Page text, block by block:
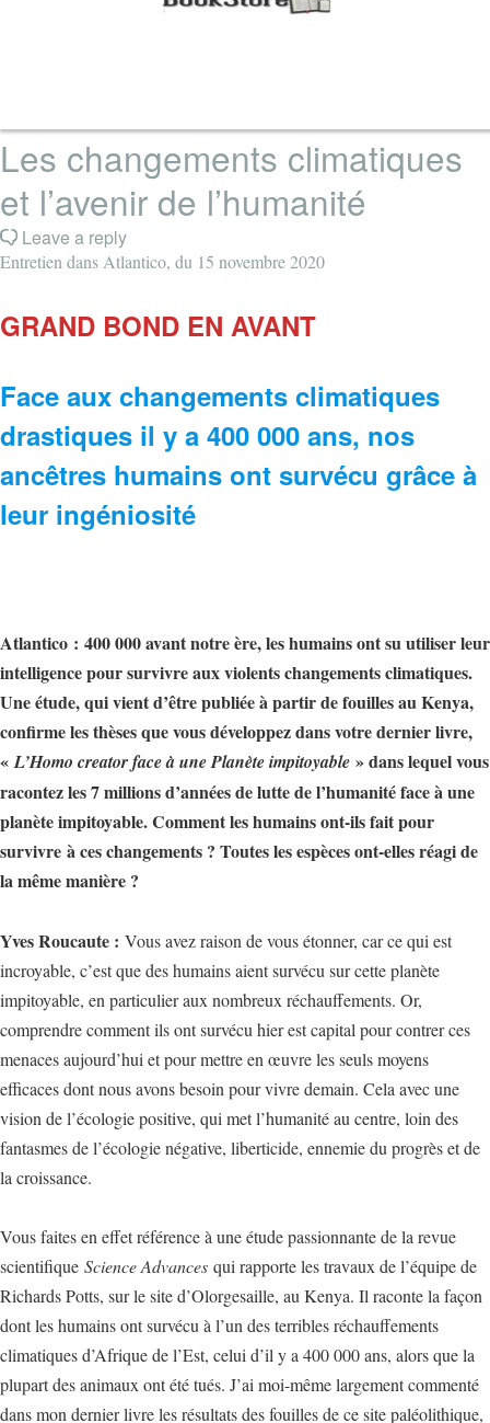
Les changements climatiques
et l’avenir de l’humanité
Leave a reply
Entretien dans Atlantico, du 15 novembre 2020
GRAND BOND EN AVANT
Face aux changements climatiques
drastiques il y a 400 000 ans, nos
ancêtres humains ont survécu grâce à
leur ingéniosité
Atlantico : 400 000 avant notre ère, les humains ont su utiliser leur
intelligence pour survivre aux violents changements climatiques.
Une étude, qui vient d’être publiée à partir de fouilles au Kenya,
confirme les thèses que vous développez dans votre dernier livre,
«L’Homo creator face à une Planète impitoyable » dans lequel vous
racontez les 7 millions d’années de lutte de l’humanité face à une
planète impitoyable. Comment les humains ont-ils fait pour
survivre à ces changements ? Toutes les espèces ont-elles réagi de
la même manière ?
Yves Roucaute : Vous avez raison de vous étonner, car ce qui est
incroyable, c’est que des humains aient survécu sur cette planète
impitoyable, en particulier aux nombreux réchauffements. Or,
comprendre comment ils ont survécu hier est capital pour contrer ces
menaces aujourd’hui et pour mettre en œuvre les seuls moyens
efficaces dont nous avons besoin pour vivre demain. Cela avec une
vision de l’écologie positive, qui met l’humanité au centre, loin des
fantasmes de l’écologie négative, liberticide, ennemie du progrès et de
la croissance.
Vous faites en effet référence à une étude passionnante de la revue
scientifique Science Advances qui rapporte les travaux de l’équipe de
Richards Potts, sur le site d’Olorgesaille, au Kenya. Il raconte la façon
dont les humains ont survécu à l’un des terribles réchauffements
climatiques d’Afrique de l’Est, celui d’il y a 400 000 ans, alors que la
plupart des animaux ont été tués. J’ai moi-même largement commenté
dans mon dernier livre les résultats des fouilles de ce site paléolithique,